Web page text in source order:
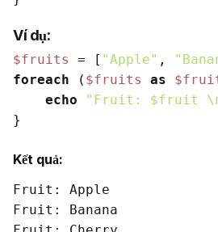
Ví dụ:
$fruits = [ "Apple" ,
foreach ( $fruits as
echo
"Fruit: $fruit
Kết quả:
Fruit: Apple
Fruit: Banana